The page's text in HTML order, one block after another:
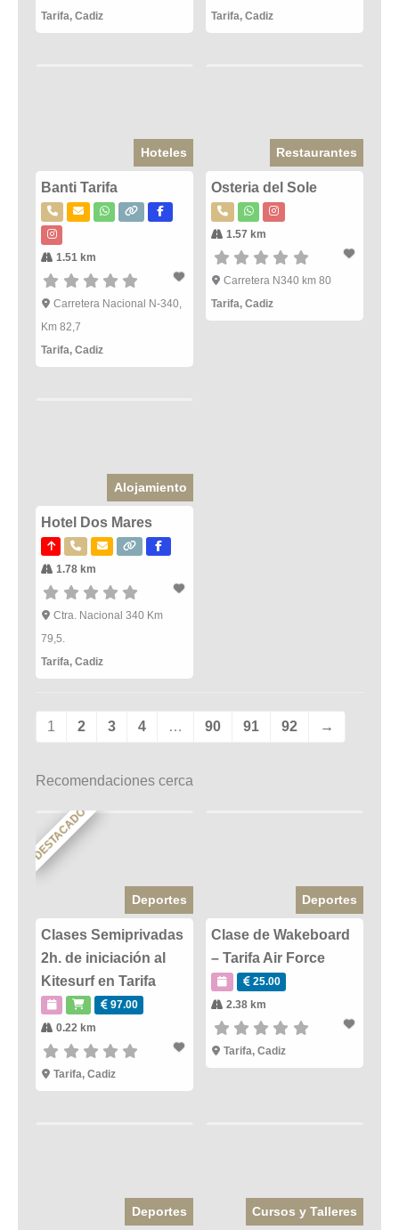
Tarifa, Cadiz Tarifa,Cadiz
Hoteles
Banti Tarifa
1.51 km
Carretera Nacional N-340,
Km 82,7
Tarifa, Cadiz
Restaurantes
Osteria del Sole
1.57 km
Carretera N340 km 80
Tarifa,Cadiz
Alojamiento
Hotel Dos Mares
1.78 km
Ctra. Nacional 340 Km
79,5.
Tarifa, Cadiz
1 2 3 4 … 90 91 92 →
Recomendaciones cerca
DESTACADO
Deportes
Clases Semiprivadas
2h. de iniciación al
Kitesurf en Tarifa
97.00
0.22 km
Tarifa, Cadiz
Deportes
Clase de Wakeboard
– Tarifa Air Force
25.00
2.38 km
Tarifa, Cadiz
Deportes Cursos y Talleres